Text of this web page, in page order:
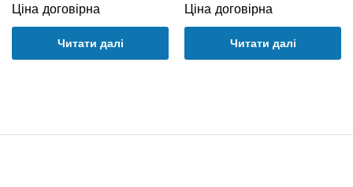
Ціна договірна
Читати далі
Ціна договірна
Читати далі